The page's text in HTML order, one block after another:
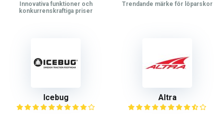
Innovativa funktioner och
konkurrenskraftiga priser
Trendande märke för löparskor
Icebug Altra